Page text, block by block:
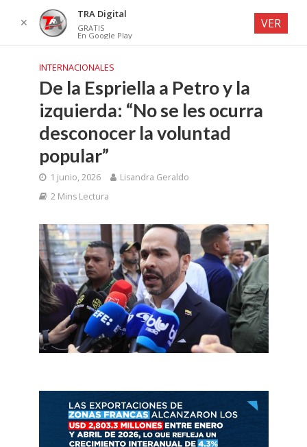
INTERNACIONALES
De la Espriella a Petro y la
izquierda: “No se les ocurra
desconocer la voluntad
popular”
1 junio, 2026
Lisandra Geraldo
2 Mins Lectura
✕
TRA Digital
GRATIS
En Google Play
VER